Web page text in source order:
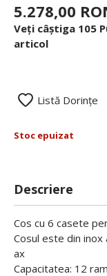
5.278,00
Veți câștiga 105
articol
Listă Dorințe
Stoc epuizat
Descriere
Cos cu 6 casete
Cosul este din
ax
Capacitatea: 12